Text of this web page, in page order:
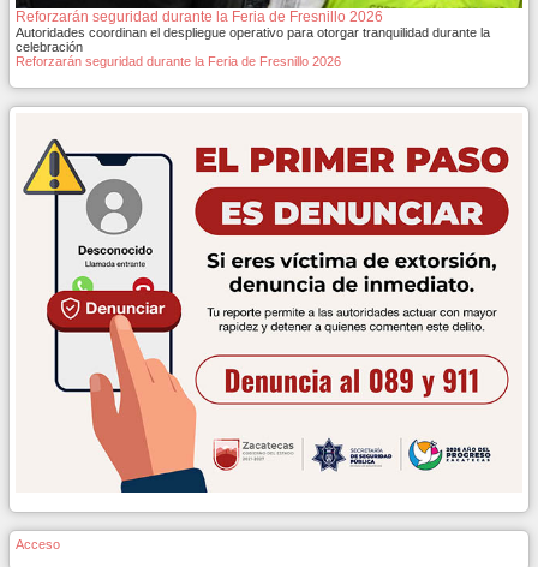
Reforzarán seguridad durante la Feria de Fresnillo 2026
Autoridades coordinan el despliegue operativo para otorgar tranquilidad durante la
celebración
Reforzarán seguridad durante la Feria de Fresnillo 2026
Acceso